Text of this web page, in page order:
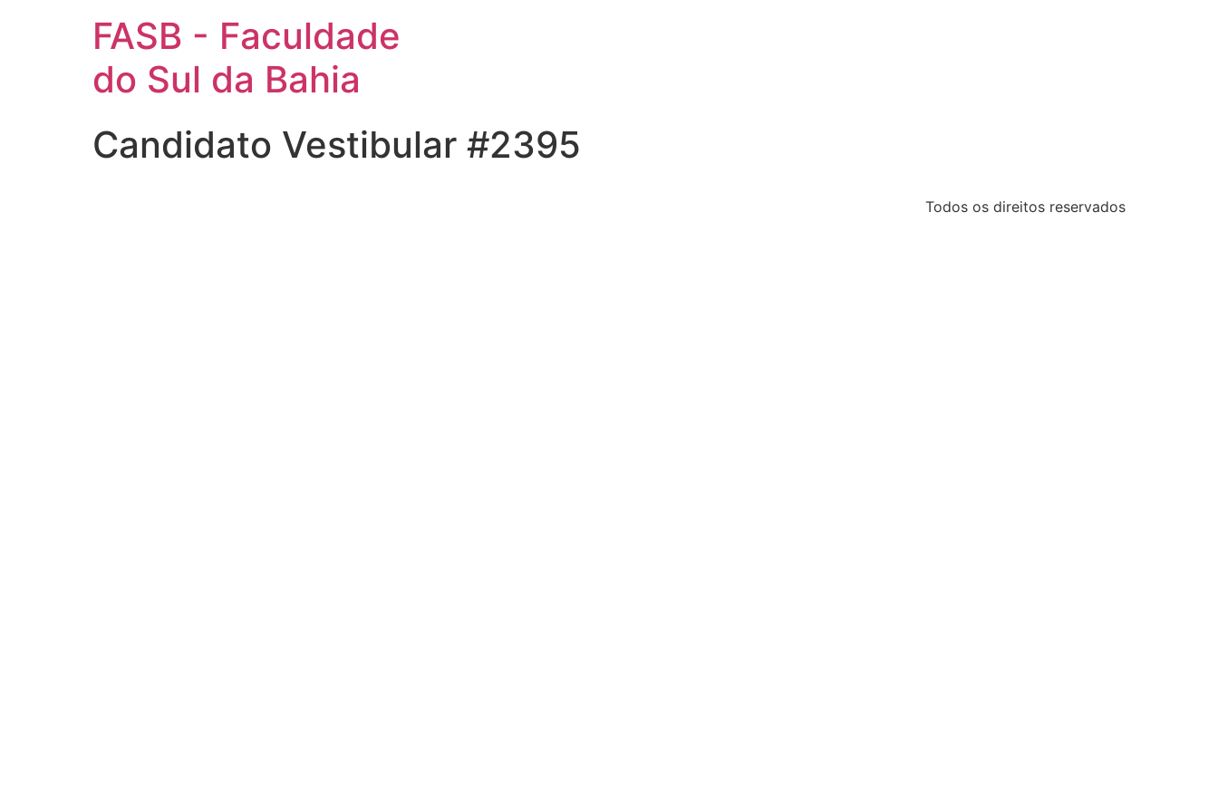
FASB - Faculdade
do Sul da Bahia
Candidato Vestibular #2395
Todos os direitos reservados